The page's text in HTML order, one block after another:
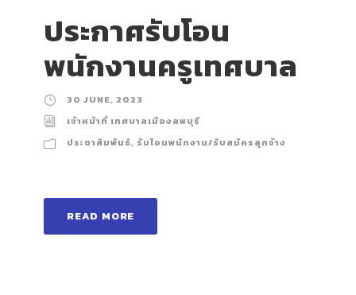
ประกาศรับโอน
พนักงานครูเทศบาล
30 JUNE, 2023
เจ้าหน้าที่ เทศบาลเมืองลพบุรี
ประชาสัมพันธ์, รับโอนพนักงาน/รับสมัครลูกจ้าง
READ MORE